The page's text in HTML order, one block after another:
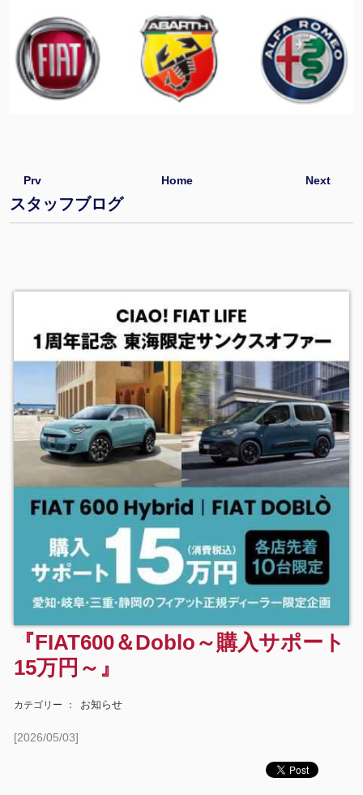
Next
Prv Home
スタッフブログ
『FIAT600＆Doblo～購入サポート
15万円～』
カテゴリー ： お知らせ
[2026/05/03]